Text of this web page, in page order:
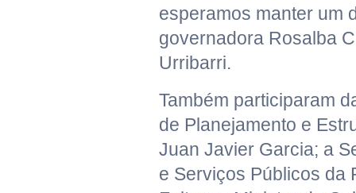
esperamos manter um
governadora Rosalba
Urribarri.
Também participaram
de Planejamento e
Juan Javier Garcia; a
e Serviços Públicos da